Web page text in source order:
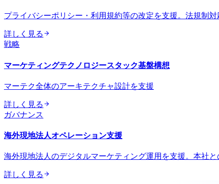
プライバシーポリシー・利用規約等の改定を支援。法規制対
詳しく見る
戦略
マーケティングテクノロジースタック基盤構想
マーテク全体のアーキテクチャ設計を支援
詳しく見る
ガバナンス
海外現地法人オペレーション支援
海外現地法人のデジタルマーケティング運用を支援。本社と
詳しく見る